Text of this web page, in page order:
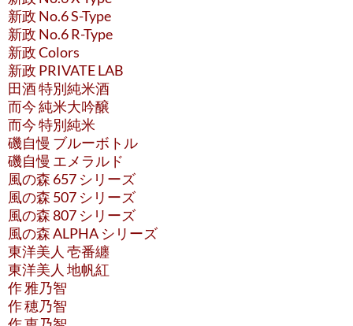
新政 No.6 S-Type
新政 No.6 R-Type
新政 Colors
新政 PRIVATE LAB
田酒 特別純米酒
而今 純米大吟醸
而今 特別純米
磯自慢 ブルーボトル
磯自慢 エメラルド
風の森 657 シリーズ
風の森 507 シリーズ
風の森 807 シリーズ
風の森 ALPHA シリーズ
東洋美人 壱番纏
東洋美人 地帆紅
作 雅乃智
作 穂乃智